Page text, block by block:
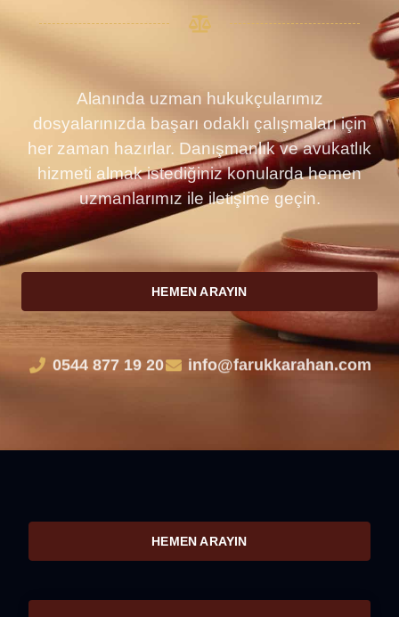
Alanında uzman hukukçularımız
dosyalarınızda başarı odaklı çalışmaları için
her zaman hazırlar. Danışmanlık ve avukatlık
hizmeti almak istediğiniz konularda hemen
uzmanlarımız ile iletişime geçin.
HEMEN ARAYIN
0544 877 19 20 info@farukkarahan.com
HEMEN ARAYIN